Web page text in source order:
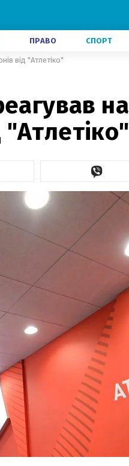
ПРАВО СПОРТ
від "Атлетіко"
на
"Атлетіко"